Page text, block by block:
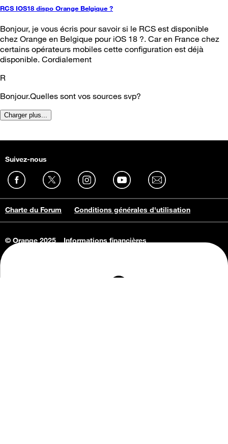
RCS IOS18 dispo Orange Belgique ?
Bonjour, je vous écris pour savoir si le RCS est disponible
chez Orange en Belgique pour iOS 18 ?. Car en France chez
certains opérateurs mobiles cette configuration est déjà
disponible. Cordialement
R
Bonjour.Quelles sont vos sources svp?
Charger plus...
Suivez-nous
Charte du Forum Conditions générales d'utilisation
© Orange 2025
Informations financières